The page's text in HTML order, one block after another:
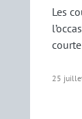
Les
25